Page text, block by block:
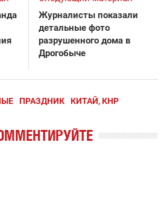
Журналисты показали
детальные фото
разрушенного дома в
Дрогобыче
ПРАЗДНИК КИТАЙ, КНР